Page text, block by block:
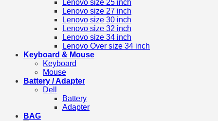
Lenovo size 25 inch
Lenovo size 27 inch
Lenovo size 30 inch
Lenovo size 32 inch
Lenovo size 34 inch
Lenovo Over size 34 inch
Keyboard & Mouse
Keyboard
Mouse
Battery / Adapter
Dell
Battery
Adapter
BAG